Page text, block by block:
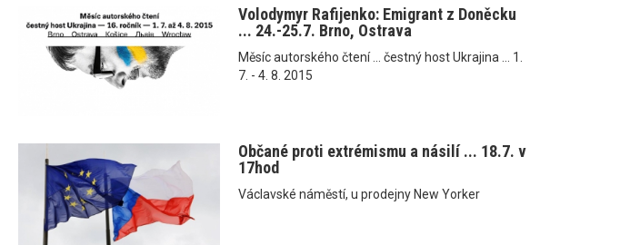
Volodymyr Rafijenko: Emigrant z Doněcku
... 24.-25.7. Brno, Ostrava
Měsíc autorského čtení ... čestný host Ukrajina ... 1.
7. - 4. 8. 2015
Občané proti extrémismu a násilí ... 18.7. v
17hod
Václavské náměstí, u prodejny New Yorker